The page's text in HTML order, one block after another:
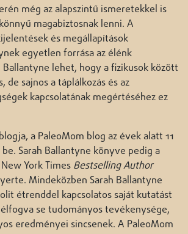
még az alapszintű ismeretekkel is
magabiztosnak lenni. A
és megállapítások
egyetlen forrása az élénk
Ballantyne lehet, hogy a fizikusok között
de sajnos a táplálkozás és az
kapcsolatának megértéséhez ez
a PaleoMom blog az évek alatt 11
Sarah Ballantyne könyve pedig a
York Times Bestselling Author
Mindeközben Sarah Ballantyne
étrenddel kapcsolatos saját kutatást
se tudományos tevékenysége,
eredményei sincsenek. A PaleoMom